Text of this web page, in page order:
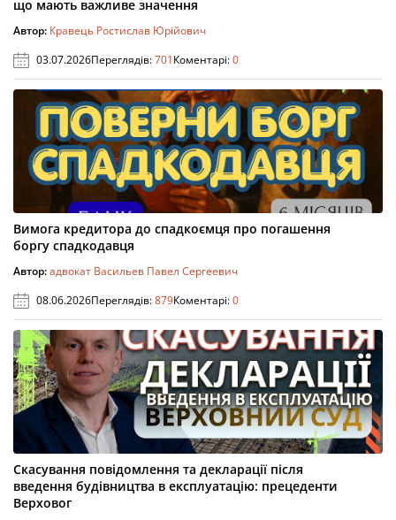
що мають важливе значення
Автор: Кравець Ростислав Юрійович
03.07.2026Переглядів:701Коментарі:0
Вимога кредитора до спадкоємця про погашення
боргу спадкодавця
Автор:адвокат Васильев Павел Сергеевич
08.06.2026Переглядів:879Коментарі:0
Скасування повідомлення та декларації після
введення будівництва в експлуатацію: прецеденти
Верховог